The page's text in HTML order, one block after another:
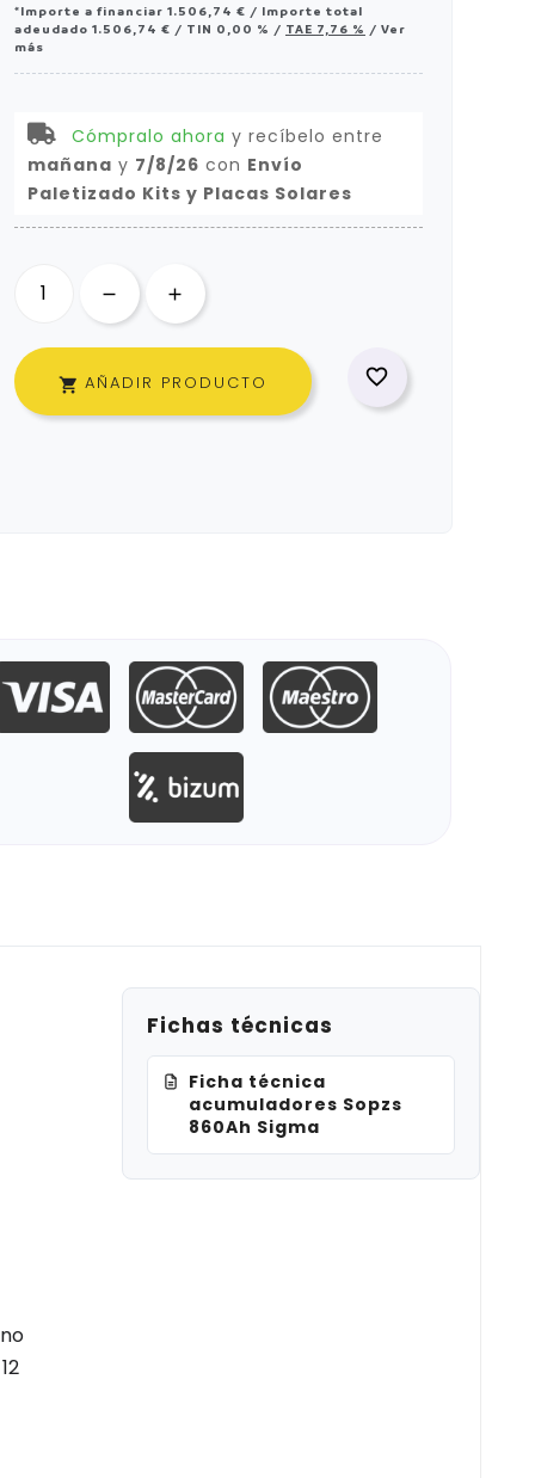
*Importe a financiar 1.506,74 € / Importe total
adeudado 1.506,74 € / TIN 0,00 % / TAE 7,76 % / Ver
más
Cómpralo ahora y recíbelo entre
mañana y 7/8/26 con Envío
Paletizado Kits y Placas Solares
 AÑADIR PRODUCTO 
Fichas técnicas
Ficha técnica
acumuladores Sopzs
860Ah Sigma